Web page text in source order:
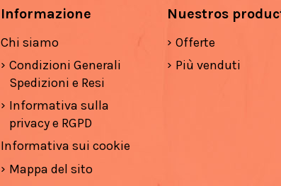
Informazione
Chi siamo
Condizioni Generali
Spedizioni e Resi
Informativa sulla
privacy e RGPD
Informativa sui cookie
Mappa del sito
Nuestros
Offerte
Più venduti